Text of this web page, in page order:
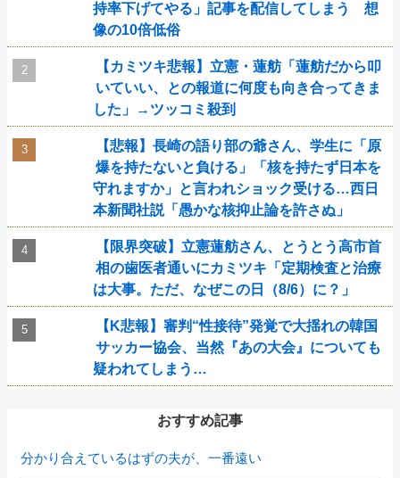
持率下げてやる」記事を配信してしまう 想
像の10倍低俗
【カミツキ悲報】立憲・蓮舫「蓮舫だから叩
いていい、との報道に何度も向き合ってきま
した」→ツッコミ殺到
【悲報】長崎の語り部の爺さん、学生に「原
爆を持たないと負ける」「核を持たず日本を
守れますか」と言われショック受ける…西日
本新聞社説「愚かな核抑止論を許さぬ」
【限界突破】立憲蓮舫さん、とうとう高市首
相の歯医者通いにカミツキ「定期検査と治療
は大事。ただ、なぜこの日（8/6）に？」
【K悲報】審判“性接待”発覚で大揺れの韓国
サッカー協会、当然『あの大会』についても
疑われてしまう…
おすすめ記事
分かり合えているはずの夫が、一番遠い